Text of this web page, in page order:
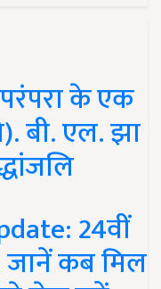
के एक
बी. एल. झा
24वीं
जानें कब मिल